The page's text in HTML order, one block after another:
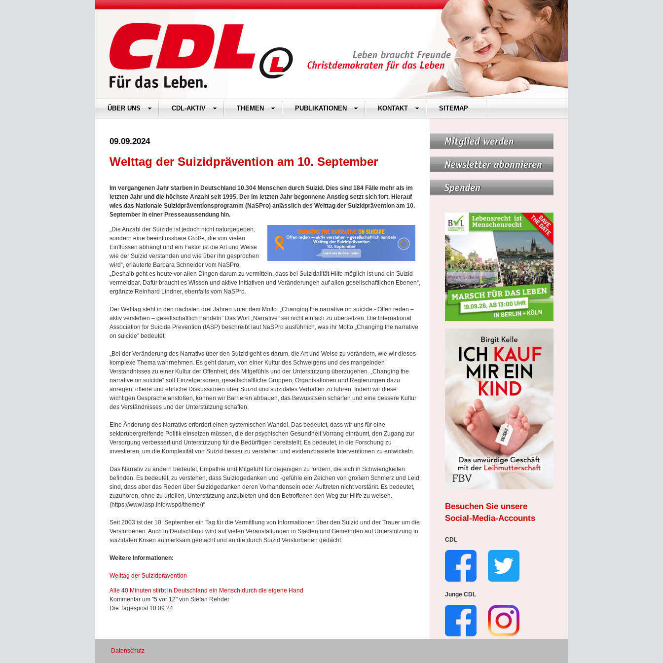
ÜBER UNS CDL-AKTIV THEMEN PUBLIKATIONEN KONTAKT SITEMAP
09.09.2024
Welttag der Suizidprävention am 10. September
Im vergangenen Jahr starben in Deutschland 10.304 Menschen durch Suizid. Dies sind 184 Fälle mehr als im
letzten Jahr und die höchste Anzahl seit 1995. Der im letzten Jahr begonnene Anstieg setzt sich fort. Hierauf
wies das Nationale Suizidpräventionsprogramm (NaSPro) anlässlich des Welttag der Suizidprävention am 10.
September in einer Presseaussendung hin.
„Die Anzahl der Suizide ist jedoch nicht naturgegeben,
sondern eine beeinflussbare Größe, die von vielen
Einflüssen abhängt und ein Faktor ist die Art und Weise
wie der Suizid verstanden und wie über ihn gesprochen
wird“, erläuterte Barbara Schneider vom NaSPro.
„Deshalb geht es heute vor allen Dingen darum zu vermitteln, dass bei Suizidalität Hilfe möglich ist und ein Suizid
vermeidbar. Dafür braucht es Wissen und aktive Initiativen und Veränderungen auf allen gesellschaftlichen Ebenen“,
ergänzte Reinhard Lindner, ebenfalls vom NaSPro.
Der Welttag steht in den nächsten drei Jahren unter dem Motto: „Changing the narrative on suicide - Offen reden –
aktiv verstehen – gesellschaftlich handeln” Das Wort „Narrative“ sei nicht einfach zu übersetzen. Die International
Association for Suicide Prevention (IASP) beschreibt laut NaSPro ausführlich, was ihr Motto „Changing the narrative
on suicide” bedeutet:
„Bei der Veränderung des Narrativs über den Suizid geht es darum, die Art und Weise zu verändern, wie wir dieses
komplexe Thema wahrnehmen. Es geht darum, von einer Kultur des Schweigens und des mangelnden
Verständnisses zu einer Kultur der Offenheit, des Mitgefühls und der Unterstützung überzugehen. „Changing the
narrative on suicide“ soll Einzelpersonen, gesellschaftliche Gruppen, Organisationen und Regierungen dazu
anregen, offene und ehrliche Diskussionen über Suizid und suizidales Verhalten zu führen. Indem wir diese
wichtigen Gespräche anstoßen, können wir Barrieren abbauen, das Bewusstsein schärfen und eine bessere Kultur
des Verständnisses und der Unterstützung schaffen.
Eine Änderung des Narrativs erfordert einen systemischen Wandel. Das bedeutet, dass wir uns für eine
sektorübergreifende Politik einsetzen müssen, die der psychischen Gesundheit Vorrang einräumt, den Zugang zur
Versorgung verbessert und Unterstützung für die Bedürftigen bereitstellt. Es bedeutet, in die Forschung zu
investieren, um die Komplexität von Suizid besser zu verstehen und evidenzbasierte Interventionen zu entwickeln.
Das Narrativ zu ändern bedeutet, Empathie und Mitgefühl für diejenigen zu fördern, die sich in Schwierigkeiten
befinden. Es bedeutet, zu verstehen, dass Suizidgedanken und -gefühle ein Zeichen von großem Schmerz und Leid
sind, dass aber das Reden über Suizidgedanken deren Vorhandensein oder Auftreten nicht verstärkt. Es bedeutet,
zuzuhören, ohne zu urteilen, Unterstützung anzubieten und den Betroffenen den Weg zur Hilfe zu weisen.
(https://www.iasp.info/wspd/theme/)“
Seit 2003 ist der 10. September ein Tag für die Vermittlung von Informationen über den Suizid und der Trauer um die
Verstorbenen. Auch in Deutschland wird auf vielen Veranstaltungen in Städten und Gemeinden auf Unterstützung in
suizidalen Krisen aufmerksam gemacht und an die durch Suizid Verstorbenen gedacht.
Weitere Informationen:
Welttag der Suizidprävention
Alle 40 Minuten stirbt in Deutschland ein Mensch durch die eigene Hand
Kommentar um "5 vor 12" von Stefan Rehder
Die Tagespost 10.09.24
Besuchen Sie unsere
Social-Media-Accounts
CDL
Junge CDL
Datenschutz